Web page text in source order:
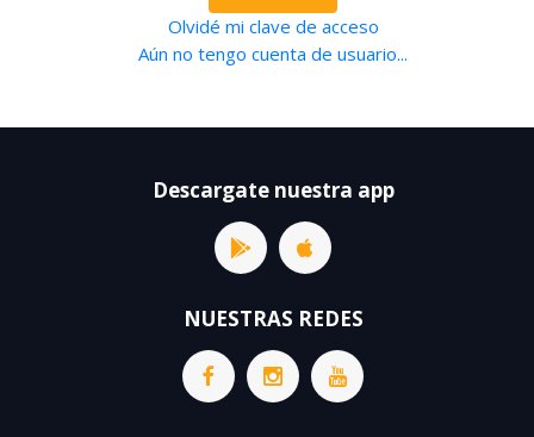
Olvidé mi clave de acceso
Aún no tengo cuenta de usuario...
Descargate nuestra app
NUESTRAS REDES